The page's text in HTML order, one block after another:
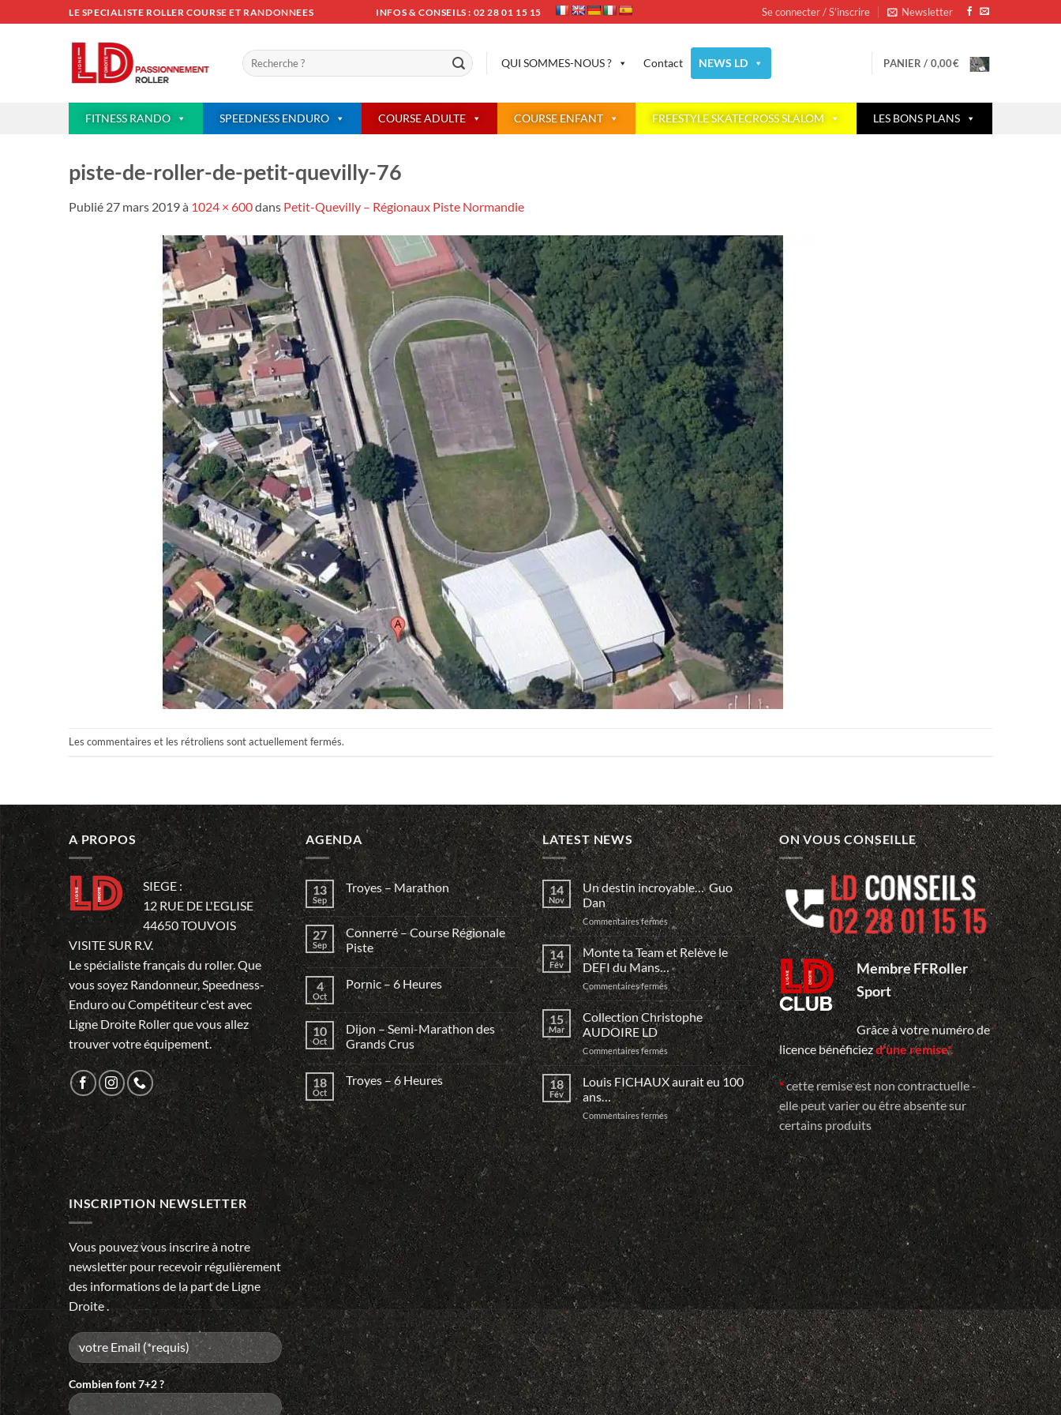
au
LE SPECIALISTE ROLLER COURSE ET RANDONNEES INFOS & CONSEILS : 02 28 01 15 15 Se connecter / S’inscrire Newsletter
Recherche
pour :
QUI SOMMES-NOUS ? Contact NEWS LD PANIER / 0,00€
FITNESS RANDO SPEEDNESS ENDURO COURSE ADULTE COURSE ENFANT FREESTYLE SKATECROSS SLALOM LES BONS PLANS
piste-de-roller-de-petit-quevilly-76
Publié 27 mars 2019à 1024 × 600dans Petit-Quevilly – Régionaux Piste Normandie
Les commentaires et les rétroliens sont actuellement fermés.
A PROPOS
SIEGE :
12 RUE DE L'EGLISE
44650 TOUVOIS
VISITE SUR R.V.
Le spécialiste français du roller. Que
vous soyez Randonneur, Speedness-
Enduro ou Compétiteur c'est avec
Ligne Droite Roller que vous allez
trouver votre équipement.
AGENDA
13
Sep
Troyes – Marathon
27
Sep
Connerré – Course Régionale
Piste
4
Oct
Pornic – 6 Heures
10
Oct
Dijon – Semi-Marathon des
Grands Crus
18
Oct
Troyes – 6 Heures
LATEST NEWS
14
Nov
Un destin incroyable… Guo
Dan
Commentaires ferméssur
Un
destin
incroyable…
Guo
Dan
14
Fév
Monte ta Team et Relève le
DEFI du Mans…
Commentaires ferméssur
Monte
ta
Team
Relève
le
DEFI
du
Mans…
15
Mar
Collection Christophe
AUDOIRE LD
Commentaires ferméssur
Collection
Christophe
AUDOIRE
LD
18
Fév
Louis FICHAUX aurait eu 100
ans…
Commentaires ferméssur
Louis
FICHAUX
aurait
eu
100
ans…
ON VOUS CONSEILLE
Membre FFRoller
Sport
Grâce à votre numéro de
licence bénéficiezd'une remise*.
*cette remise est non contractuelle -
elle peut varier ou être absente sur
certains produits
INSCRIPTION NEWSLETTER
Vous pouvez vous inscrire à notre
newsletter pour recevoir régulièrement
des informations de la part de Ligne
Droite .
Combien font 7+2 ?